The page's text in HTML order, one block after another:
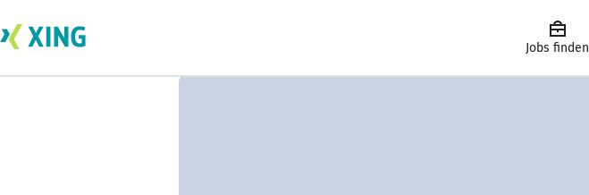
Jobs finden